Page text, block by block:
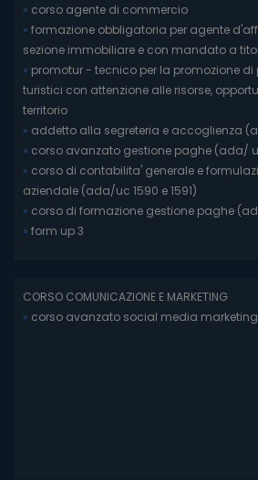
» corso agente di commercio
» formazione obbligatoria per agente
sezione immobiliare e con mandato a
» promotur - tecnico per la promozione di
turistici con attenzione alle risorse,
territorio
» addetto alla segreteria e accoglienza
» corso avanzato gestione paghe (ada/
» corso di contabilita' generale e
aziendale (ada/uc 1590 e 1591)
» corso di formazione gestione paghe
» form up 3
CORSO COMUNICAZIONE E MARKETING
» corso avanzato social media